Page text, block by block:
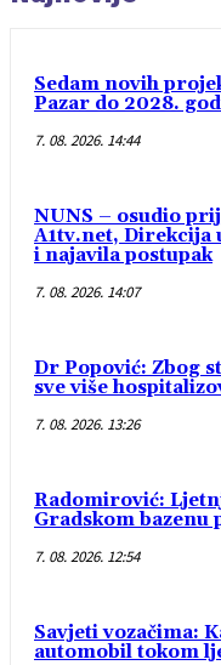
Sedam novih
Pazar do 2028.
7. 08. 2026. 14:44
NUNS – osudio
A1tv.net, Direkcija
i najavila postupak
7. 08. 2026. 14:07
Dr Popović: Zbog
sve više
7. 08. 2026. 13:26
Radomirović:
Gradskom bazenu
7. 08. 2026. 12:54
Savjeti vozačima:
automobil tokom